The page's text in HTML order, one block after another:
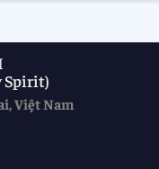
Spirit)
Việt Nam